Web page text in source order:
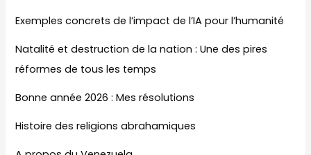
Exemples concrets de l’impact de l’IA pour l’humanité
Natalité et destruction de la nation : Une des pires
réformes de tous les temps
Bonne année 2026 : Mes résolutions
Histoire des religions abrahamiques